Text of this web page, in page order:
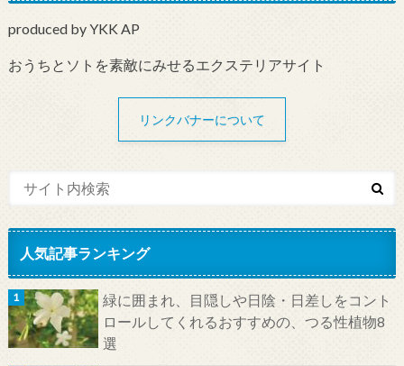
produced by YKK AP
おうちとソトを素敵にみせるエクステリアサイト
リンクバナーについて
人気記事ランキング
緑に囲まれ、目隠しや日陰・日差しをコント
ロールしてくれるおすすめの、つる性植物8
選